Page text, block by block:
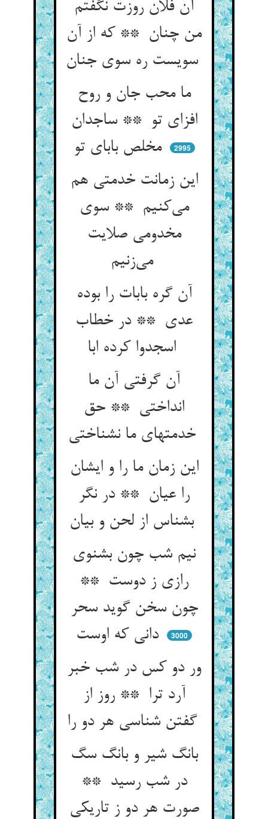
آن فلان روزت نگفتم
من چنان ** که از آن
سویست ره سوی جنان
ما محب جان و روح
افزای تو ** ساجدان
مخلص بابای تو
2995
این زمانت خدمتی هم
می‌کنیم ** سوی
مخدومی صلایت
می‌زنیم
آن گره بابات را بوده
عدی ** در خطاب
آن گرفتی آن ما
انداختی ** حق
خدمتهای ما نشناختی
این زمان ما را و ایشان
را عیان ** در نگر
بشناس از لحن و بیان
نیم شب چون بشنوی
رازی ز دوست **
چون سخن گوید سحر
دانی که اوست
3000
ور دو کس در شب خبر
آرد ترا ** روز از
گفتن شناسی هر دو را
بانگ شیر و بانگ سگ
در شب رسید **
صورت هر دو ز تاریکی